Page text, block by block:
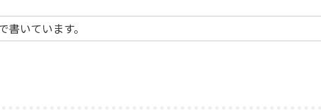
いています。